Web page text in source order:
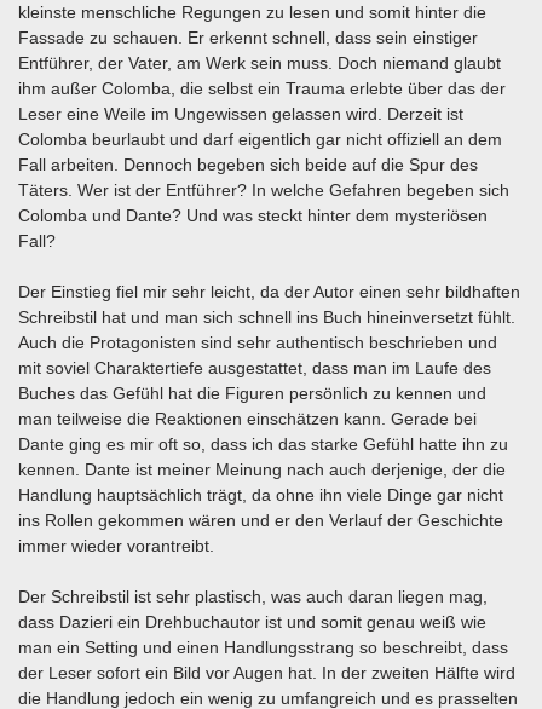
kleinste menschliche Regungen zu lesen und somit hinter die
Fassade zu schauen. Er erkennt schnell, dass sein einstiger
Entführer, der Vater, am Werk sein muss. Doch niemand glaubt
ihm außer Colomba, die selbst ein Trauma erlebte über das der
Leser eine Weile im Ungewissen gelassen wird. Derzeit ist
Colomba beurlaubt und darf eigentlich gar nicht offiziell an dem
Fall arbeiten. Dennoch begeben sich beide auf die Spur des
Täters. Wer ist der Entführer? In welche Gefahren begeben sich
Colomba und Dante? Und was steckt hinter dem mysteriösen
Fall?
Der Einstieg fiel mir sehr leicht, da der Autor einen sehr bildhaften
Schreibstil hat und man sich schnell ins Buch hineinversetzt fühlt.
Auch die Protagonisten sind sehr authentisch beschrieben und
mit soviel Charaktertiefe ausgestattet, dass man im Laufe des
Buches das Gefühl hat die Figuren persönlich zu kennen und
man teilweise die Reaktionen einschätzen kann. Gerade bei
Dante ging es mir oft so, dass ich das starke Gefühl hatte ihn zu
kennen. Dante ist meiner Meinung nach auch derjenige, der die
Handlung hauptsächlich trägt, da ohne ihn viele Dinge gar nicht
ins Rollen gekommen wären und er den Verlauf der Geschichte
immer wieder vorantreibt.
Der Schreibstil ist sehr plastisch, was auch daran liegen mag,
dass Dazieri ein Drehbuchautor ist und somit genau weiß wie
man ein Setting und einen Handlungsstrang so beschreibt, dass
der Leser sofort ein Bild vor Augen hat. In der zweiten Hälfte wird
die Handlung jedoch ein wenig zu umfangreich und es prasselten